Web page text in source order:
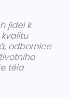
jídel k
odbornice
těla